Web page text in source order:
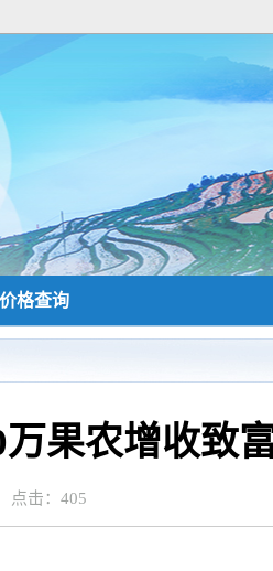
价格查询
果农增收致
击：405